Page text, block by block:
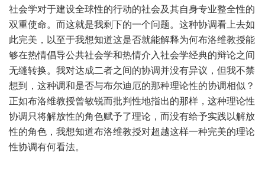
社会学对于建设全球性的行动的社会及其自身专业整全性的
双重使命。而这就是我剩下的一个问题。这种协调看上去如
此完美，以至于我想知道这是否就能解释为何布洛维教授能
够在热情倡导公共社会学和热情介入社会学经典的辩论之间
无缝转换。我对达成二者之间的协调并没有异议，但我不禁
想到，这种调和是否与布尔迪厄的那种理论性的协调相似？
正如布洛维教授曾敏锐而批判性地指出的那样，这种理论性
协调只将解放性的角色赋予了理论，而没有给予实践以解放
性的角色，我想知道布洛维教授对超越这样一种完美的理论
性协调有何看法。